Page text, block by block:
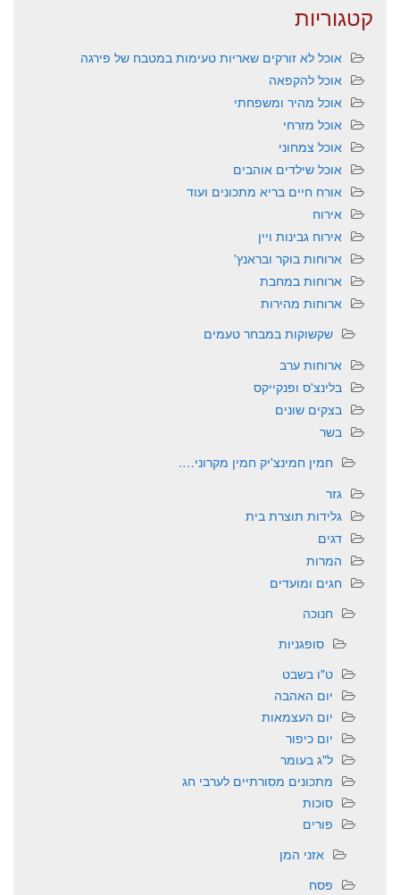
קטגוריות
אוכל לא זורקים שאריות טעימות במטבח של פירגה
אוכל להקפאה
אוכל מהיר ומשפחתי
אוכל מזרחי
אוכל צמחוני
אוכל שילדים אוהבים
אורח חיים בריא מתכונים ועוד
אירוח
אירוח גבינות ויין
ארוחות בוקר ובראנץ'
ארוחות במחבת
ארוחות מהירות
שקשוקות במבחר טעמים
ארוחות ערב
בלינצ'ס ופנקייקס
בצקים שונים
בשר
חמין חמינצ'יק חמין מקרוני….
גזר
גלידות תוצרת בית
דגים
המרות
חגים ומועדים
חנוכה
סופגניות
ט"ו בשבט
יום האהבה
יום העצמאות
יום כיפור
ל"ג בעומר
מתכונים מסורתיים לערבי חג
סוכות
פורים
אזני המן
פסח